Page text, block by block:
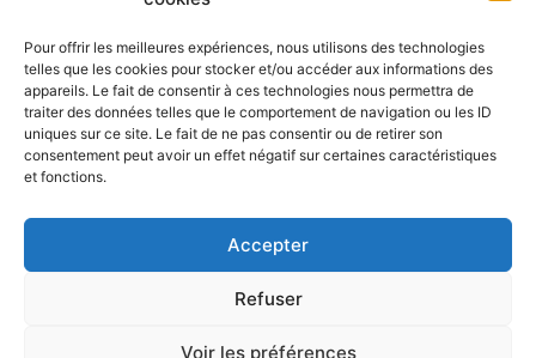
Pour offrir les meilleures expériences, nous utilisons des technologies
telles que les cookies pour stocker et/ou accéder aux informations des
appareils. Le fait de consentir à ces technologies nous permettra de
traiter des données telles que le comportement de navigation ou les ID
uniques sur ce site. Le fait de ne pas consentir ou de retirer son
consentement peut avoir un effet négatif sur certaines caractéristiques
et fonctions.
Accepter
Refuser
Voir les préférences
Mastodon est celui à privilégier puisque je vais
quitter Meta (et donc Facebook) prochainement.
On a notamment parlé ces 5 derniers…
LIRE LA SUITE
FÉVRIER